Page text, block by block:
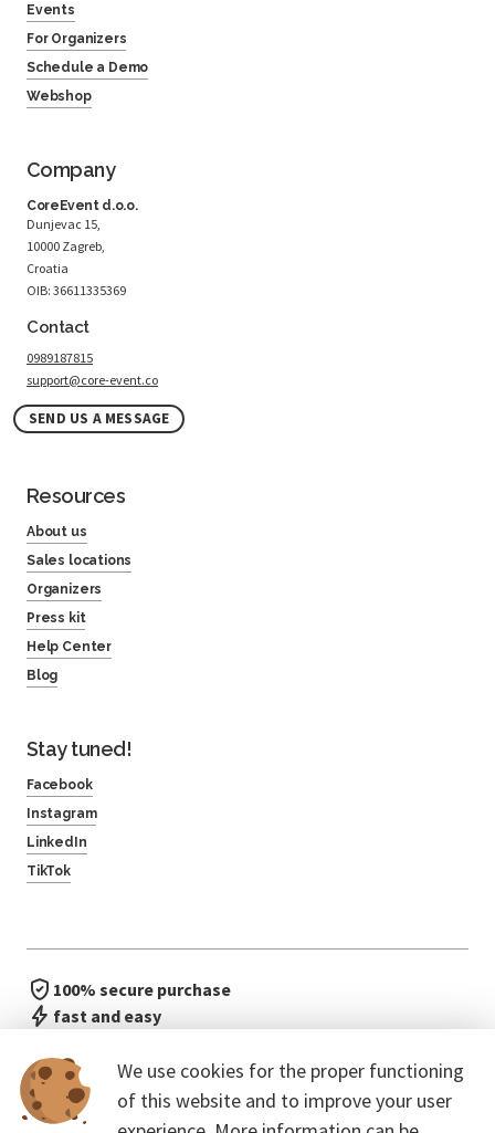
We use cookies for the proper functioning
of this website and to improve your user
Events
For Organizers
Schedule a Demo
Webshop
Company
CoreEvent d.o.o.
Dunjevac 15,
10000 Zagreb,
Croatia
OIB: 36611335369
Contact
0989187815
support@core-event.co
SEND US A MESSAGE
Resources
About us
Sales locations
Organizers
Press kit
Help Center
Blog
Stay tuned!
Facebook
Instagram
LinkedIn
TikTok
100% secure purchase
fast and easy